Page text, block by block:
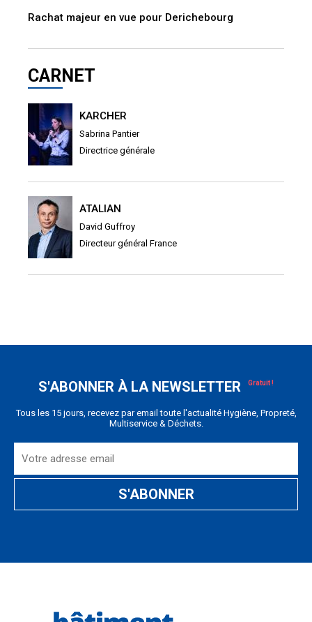
Rachat majeur en vue pour Derichebourg
CARNET
KARCHER
Sabrina Pantier
Directrice générale
ATALIAN
David Guffroy
Directeur général France
S'ABONNER À LA NEWSLETTER
Tous les 15 jours, recevez par email toute l'actualité Hygiène, Propreté,
Multiservice & Déchets.